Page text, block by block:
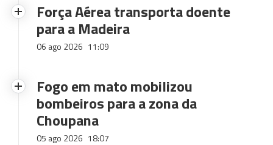
Força Aérea transporta doente
para a Madeira
06 ago 2026 11:09
Fogo em mato mobilizou
bombeiros para a zona da
Choupana
05 ago 2026 18:07